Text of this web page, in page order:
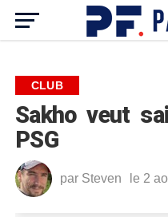
CLUB
Sakho veut
PSG
par Steven le 2